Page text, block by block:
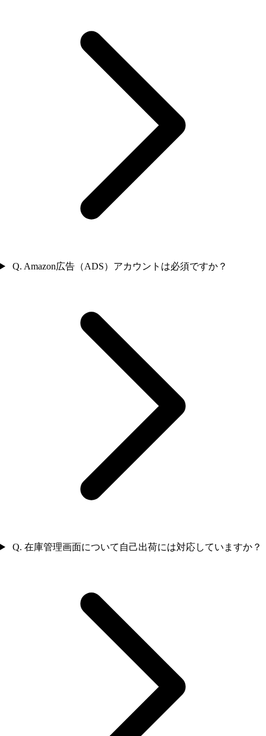
Q. Amazon広告（ADS）アカウントは必須ですか？
Q. 在庫管理画面について自己出荷には対応していますか？